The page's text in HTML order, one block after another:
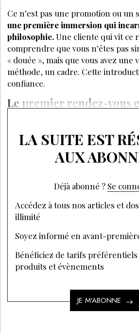
Ce n’est pas une promotion ou un
une première immersion qui
philosophie.Une cliente qui vit ce
comprendre que vous n’êtes pas
« douée », mais que vous avez une
méthode, un cadre. Cette
confiance.
Le premier rendez-vous
LA SUITE EST
AUX
Déjà abonné ? Se
Accédez à tous nos articles et
illimité
Soyez informé en avant-
Bénéficiez de tarifs
produits et évènements
JE M’ABONNE